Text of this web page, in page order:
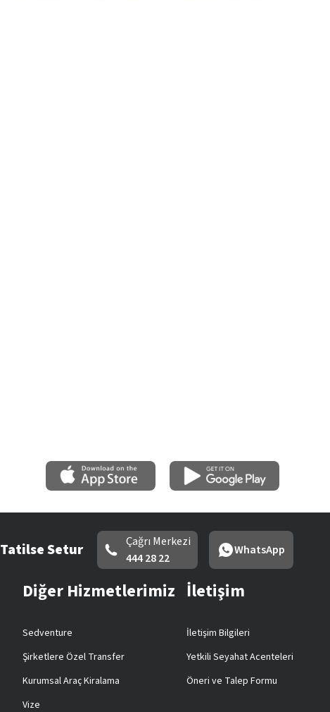
Tatilse Setur
Çağrı Merkezi
444 28 22
WhatsApp
Diğer Hizmetlerimiz
Sedventure
Şirketlere Özel Transfer
Kurumsal Araç Kiralama
Vize
İletişim
İletişim Bilgileri
Yetkili Seyahat Acenteleri
Öneri ve Talep Formu